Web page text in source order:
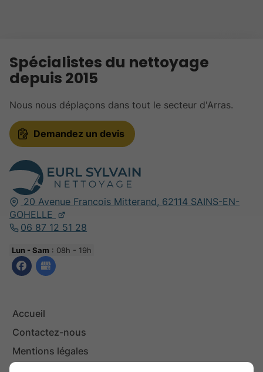
20 Avenue Francois Mitterand, 62114 SAINS-EN-
GOHELLE
06 87 12 51 28
Lun - Sam : 08h - 19h
Accueil
Contactez-nous
Mentions légales
Spécialistes du nettoyage
depuis 2015
Nous nous déplaçons dans tout le secteur d'Arras.
Demandez un devis